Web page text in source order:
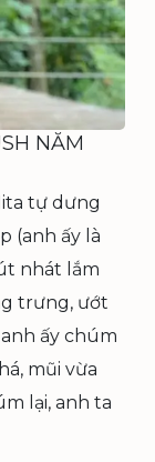
NĂM
tự dưng
(anh ấy là
nhát lắm
trưng, ướt
ấy chúm
mũi vừa
lại, anh ta